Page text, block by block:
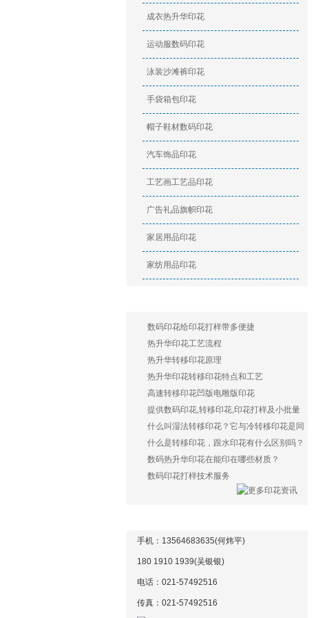
成衣热升华印花
运动服数码印花
泳装沙滩裤印花
手袋箱包印花
帽子鞋材数码印花
汽车饰品印花
工艺画工艺品印花
广告礼品旗帜印花
家居用品印花
家纺用品印花
数码印花给印花打样带多便捷
热升华印花工艺流程
热升华转移印花原理
热升华印花转移印花特点和工艺
高速转移印花凹版电雕版印花
提供数码印花,转移印花,印花打样及小批量
生产服务
什么叫湿法转移印花？它与冷转移印花是同
样一种印花方式吗？
什么是转移印花，跟水印花有什么区别吗？
数码热升华印花在能印在哪些材质？
数码印花打样技术服务
手机：13564683635(何炜平)
180 1910 1939(吴银银)
电话：021-57492516
传真：021-57492516